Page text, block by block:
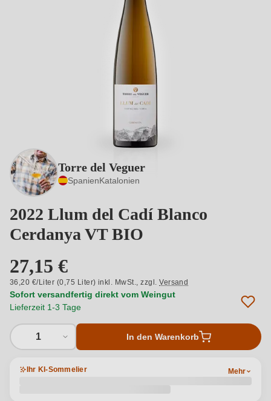
Torre del Veguer
SpanienKatalonien
2022 Llum del Cadí Blanco
Cerdanya VT BIO
27,15 €
36,20 €/Liter (0,75 Liter) inkl. MwSt.,zzgl.Versand
Sofort versandfertig direkt vom Weingut
Lieferzeit 1-3 Tage
1 In den Warenkorb
Ihr KI-Sommelier Mehr